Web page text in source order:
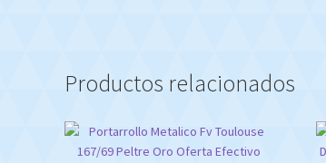
Productos relacionados